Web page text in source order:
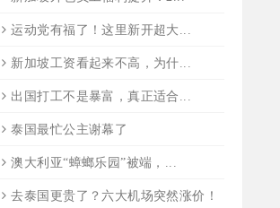
运动党有福了！这里新开超大...
新加坡工资看起来不高，为什...
出国打工不是暴富，真正适合...
泰国最忙公主谢幕了
澳大利亚“蟑螂乐园”被端，...
去泰国更贵了？六大机场突然涨价！